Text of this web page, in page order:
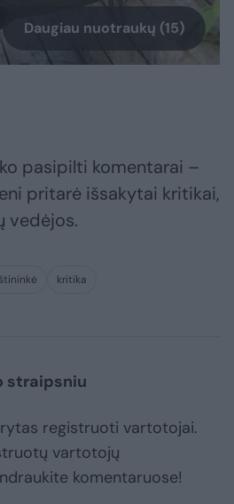
Daugiau nuotraukų (15)
pasipilti komentarai –
pritarė išsakytai kritikai,
vedėjos.
kritika
straipsniu
registruoti vartotojai.
vartotojų
komentaruose!